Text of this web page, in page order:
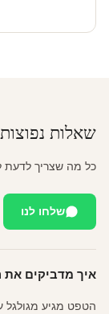
שאלות נפוצות
כל מה שצריך לדעת
שלחו לנו
איך מדביקים
הטפט מגיע מגולגל